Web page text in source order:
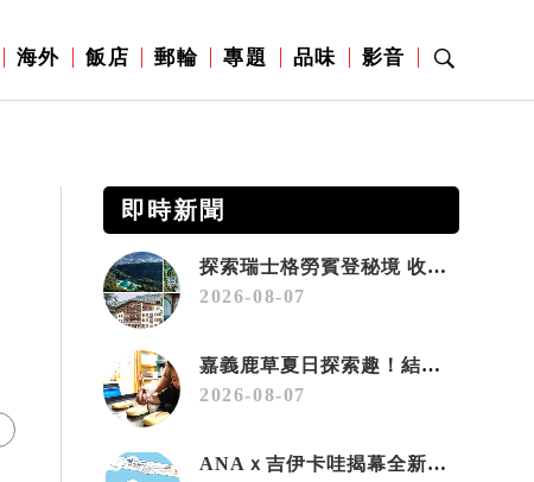
海外 飯店 郵輪 專題 品味 影音
即時新聞
探索瑞士格勞賓登秘境 收藏六種阿爾卑斯夏日療癒之旅
2026-08-07
嘉義鹿草夏日探索趣！結合科學、農場與自然的親子小旅行
2026-08-07
ANAｘ吉伊卡哇揭幕全新彩繪機「Chiikawa JET」